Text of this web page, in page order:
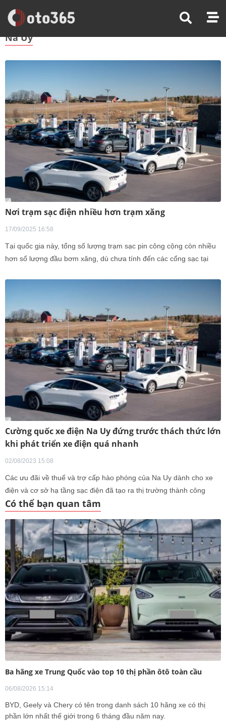
Trang Chủ Na Uy
Na Uy
Nơi trạm sạc điện nhiều hơn trạm xăng
17/09/2025 16:58
Tại quốc gia này, tổng số lượng trạm sạc pin công cộng còn nhiều
hơn số lượng đầu bơm xăng, dù chưa tính đến các cổng sạc tại
Cường quốc xe điện Na Uy đứng trước thách thức lớn
khi phát triển xe điện quá nhanh
02/08/2023 15:08
Các ưu đãi về thuế và trợ cấp hào phóng của Na Uy dành cho xe
điện và cơ sở hạ tầng sạc điện đã tạo ra thị trường thành công
nhất thế giới cho ô tô chạy bằng pin. Vào tháng 5 và tháng 6, hơn
hybrid, và năm ngoái, Tesla Model Y đã trở thành phương tiện bán
chạy nhất trong lịch sử Na Uy, vượt qua mẫu Volkswagen Beetle
1969 về doanh số hàng năm.
Có thể bạn quan tâm
Ba hãng xe Trung Quốc vào top 10 thị phần ôtô toàn cầu
06/08/2026 15:14
BYD, Geely và Chery có tên trong danh sách 10 hãng xe có thị
phần lớn nhất thế giới trong 6 tháng đầu năm nay.